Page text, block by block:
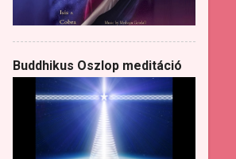
Buddhikus Oszlop meditáció